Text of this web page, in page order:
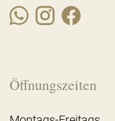
Öffnungszeiten